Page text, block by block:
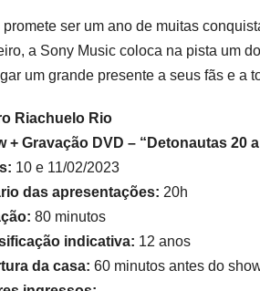
promete ser um ano de muitas
a Sony Music coloca na pista um
um grande presente a seus fãs e a
Riachuelo Rio
+ Gravação DVD – “Detonautas 20
10 e 11/02/2023
das apresentações: 20h
80 minutos
indicativa: 12 anos
da casa: 60 minutos antes do